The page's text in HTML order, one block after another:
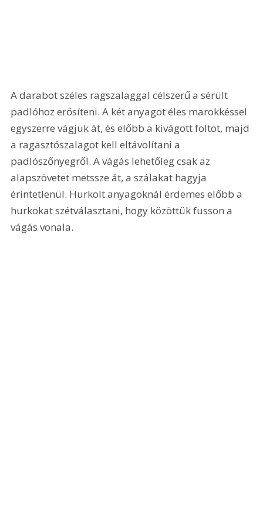
A darabot széles ragszalaggal célszerű a sérült
padlóhoz erősíteni. A két anyagot éles marokkéssel
egyszerre vágjuk át, és előbb a kivágott foltot, majd
a ragasztószalagot kell eltávolítani a
padlószőnyegről. A vágás lehetőleg csak az
alapszövetet metssze át, a szálakat hagyja
érintetlenül. Hurkolt anyagoknál érdemes előbb a
hurkokat szétválasztani, hogy közöttük fusson a
vágás vonala.